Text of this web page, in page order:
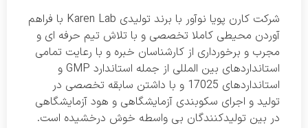
شرکت کارن پویا نوآور با برند تولیدی Karen Lab با فراهم
آوردن محیطی کاملا تخصصی و با تلاش تیم حرفه ای و
مجرب و برخورداری از کارشناسان خبره و با رعایت تمامی
استانداردهای بین المللی از جمله استاندارد GMP و
استانداردهای 17025 و با داشتن سابقه تخصصی در
تولید و اجرای سکوبندی آزمایشگاهی و هود آزمایشگاهی
در بین تولیدکنندگان بی واسطه خوش درخشیده است.